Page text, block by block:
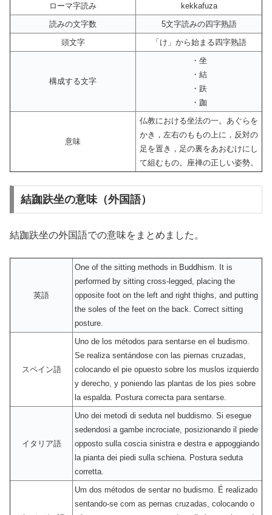
ローマ字読み
kekkafuza
読みの文字数
5文字読みの四字熟語
頭文字
「け」から始まる四字熟語
構成する文字
・坐
・結
・趺
・跏
意味
仏教における坐法の一。あぐらを
かき，左右のももの上に，反対の
足を置き，足の裏をあおむけにし
て組むもの。座禅の正しい姿勢。
結跏趺坐の意味（外国語）
結跏趺坐の外国語での意味をまとめました。
英語
One of the sitting methods in Buddhism. It is
performed by sitting cross-legged, placing the
opposite foot on the left and right thighs, and putting
the soles of the feet on the back. Correct sitting
posture.
スペイン語
Uno de los métodos para sentarse en el budismo.
Se realiza sentándose con las piernas cruzadas,
colocando el pie opuesto sobre los muslos izquierdo
y derecho, y poniendo las plantas de los pies sobre
la espalda. Postura correcta para sentarse.
イタリア語
Uno dei metodi di seduta nel buddismo. Si esegue
sedendosi a gambe incrociate, posizionando il piede
opposto sulla coscia sinistra e destra e appoggiando
la pianta dei piedi sulla schiena. Postura seduta
corretta.
Um dos métodos de sentar no budismo. É realizado
sentando-se com as pernas cruzadas, colocando o